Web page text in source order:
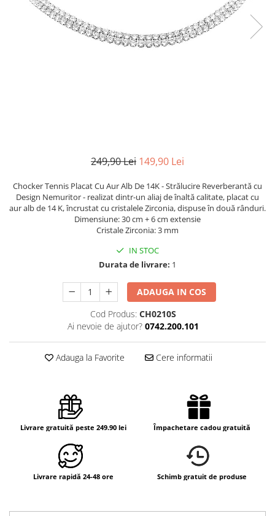
249,90 Lei 149,90 Lei
Chocker Tennis Placat Cu Aur Alb De 14K - Strălucire Reverberantă cu
Design Nemuritor - realizat dintr-un aliaj de înaltă calitate, placat cu
aur alb de 14 K, încrustat cu cristalele Zirconia, dispuse în două rânduri.
Dimensiune: 30 cm + 6 cm extensie
Cristale Zirconia: 3 mm
IN STOC
Durata de livrare: 1
ADAUGA IN COS
Cod Produs: CH0210S
Ai nevoie de ajutor? 0742.200.101
Adauga la Favorite Cere informatii
Livrare gratuită peste 249.90 lei Împachetare cadou gratuită
Livrare rapidă 24-48 ore Schimb gratuit de produse